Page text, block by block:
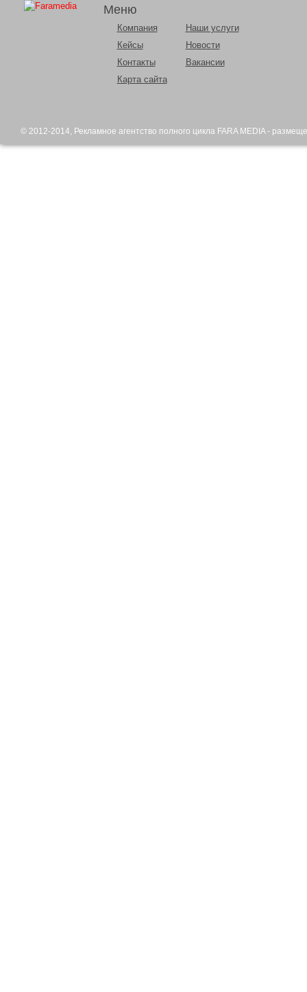
Меню
Компания
Наши услуги
Кейсы
Новости
Контакты
Вакансии
Карта сайта
© 2012-2014, Рекламное агентство полного цикла FARA MEDIA -